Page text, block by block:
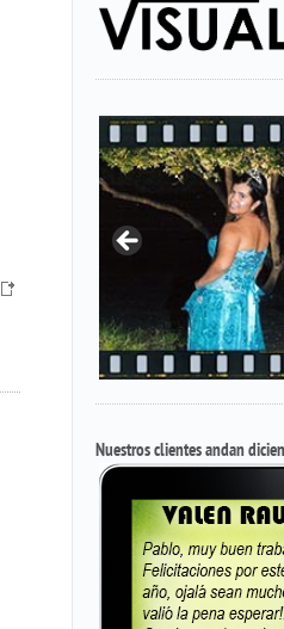
Nuestros clientes andan